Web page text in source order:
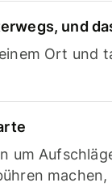
und
Ort und
um